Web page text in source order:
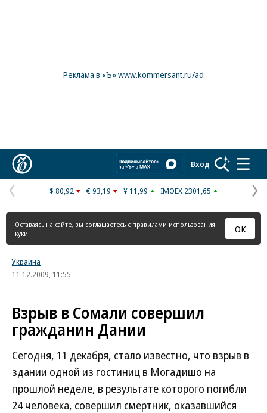
Реклама в «Ъ» www.kommersant.ru/ad
Вход
Предыдущая
страница
$ 80,92 € 93,19 ¥ 11,99 IMOEX 2301,65
Оставаясь на сайте, вы соглашаетесь с правилами использования
куки
ОК
Украина
11.12.2009, 11:55
Взрыв в Сомали совершил
гражданин Дании
Сегодня, 11 декабря, стало известно, что взрыв в
здании одной из гостиниц в Могадишо на
прошлой неделе, в результате которого погибли
24 человека, совершил смертник, оказавшийся